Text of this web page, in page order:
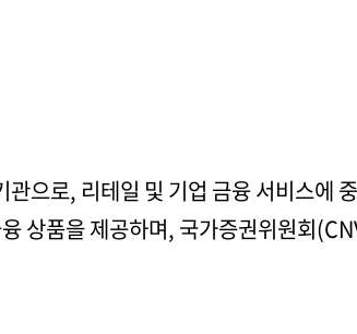
으로, 리테일 및 기업 금융 서비스에
상품을 제공하며, 국가증권위원회